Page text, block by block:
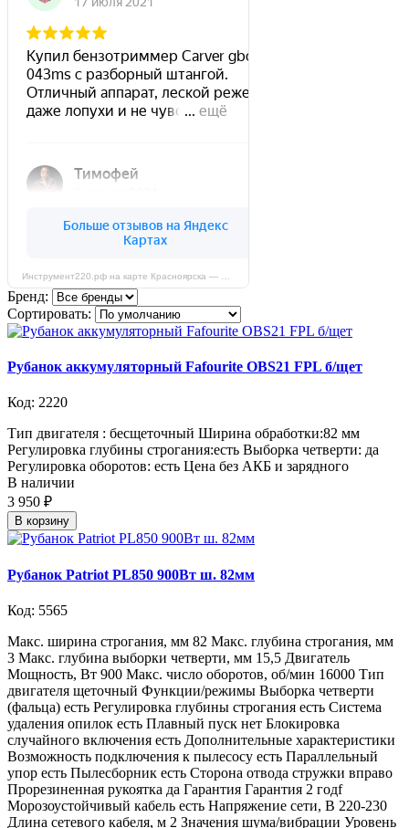
Бренд:
Сортировать:
Рубанок аккумуляторный Fafourite OBS21 FPL б/щет
Код: 2220
Тип двигателя : бесщеточный Ширина обработки:82 мм
Регулировка глубины строгания:есть Выборка четверти: да
Регулировка оборотов: есть Цена без АКБ и зарядного
В наличии
3 950 ₽
В корзину
Рубанок Patriot PL850 900Вт ш. 82мм
Код: 5565
Макс. ширина строгания, мм 82 Макс. глубина строгания, мм
3 Макс. глубина выборки четверти, мм 15,5 Двигатель
Мощность, Вт 900 Макс. число оборотов, об/мин 16000 Тип
двигателя щеточный Функции/режимы Выборка четверти
(фальца) есть Регулировка глубины строгания есть Система
удаления опилок есть Плавный пуск нет Блокировка
случайного включения есть Дополнительные характеристики
Возможность подключения к пылесосу есть Параллельный
упор есть Пылесборник есть Сторона отвода стружки вправо
Прорезиненная рукоятка да Гарантия Гарантия 2 годf
Морозоустойчивый кабель есть Напряжение сети, В 220-230
Длина сетевого кабеля, м 2 Значения шума/вибрации Уровень